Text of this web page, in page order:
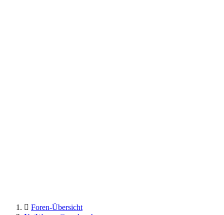
Foren-Übersicht